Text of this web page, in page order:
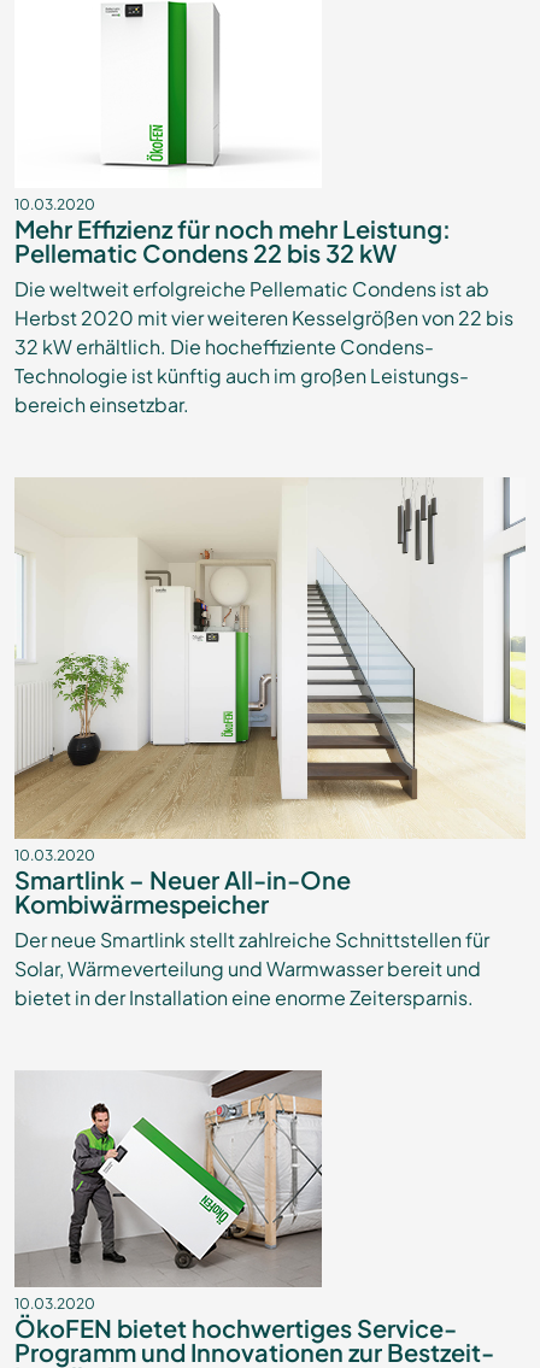
10.03.2020
Mehr Effizienz für noch mehr Leistung:
Pellematic Condens 22 bis 32 kW
Die weltweit erfolgreiche Pellematic Condens ist ab
Herbst 2020 mit vier weiteren Kesselgrößen von 22 bis
32 kW erhältlich. Die hocheffiziente Condens-
Technologie ist künftig auch im großen Leistungs-
bereich einsetzbar.
10.03.2020
Smartlink – Neuer All-in-One
Kombiwärmespeicher
Der neue Smartlink stellt zahlreiche Schnittstellen für
Solar, Wärmeverteilung und Warmwasser bereit und
bietet in der Installation eine enorme Zeitersparnis.
10.03.2020
ÖkoFEN bietet hochwertiges Service-
Programm und Innovationen zur Bestzeit-